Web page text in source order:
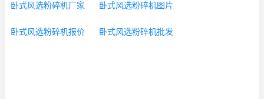
卧式风选粉碎机厂家 卧式风选粉碎机图片
卧式风选粉碎机报价 卧式风选粉碎机批发